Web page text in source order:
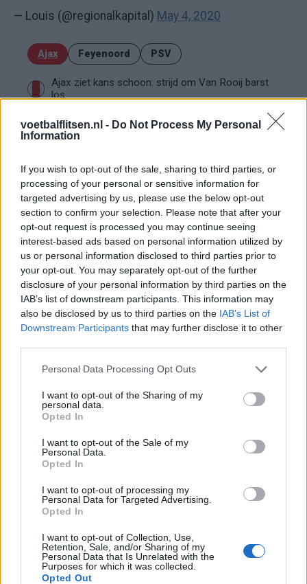
voetbalflitsen.nl - Do Not Process My Personal
Information
If you wish to opt-out of the sale, sharing to third parties, or
processing of your personal or sensitive information for
targeted advertising by us, please use the below opt-out
section to confirm your selection. Please note that after your
opt-out request is processed you may continue seeing
interest-based ads based on personal information utilized by
us or personal information disclosed to third parties prior to
your opt-out. You may separately opt-out of the further
disclosure of your personal information by third parties on the
IAB’s list of downstream participants. This information may
also be disclosed by us to third parties on the IAB’s List of
Downstream Participants that may further disclose it to other
Personal Data Processing Opt Outs
I want to opt-out of the Sharing of my
personal data.
Opted In
I want to opt-out of the Sale of my
Personal Data.
Opted In
I want to opt-out of processing my
Personal Data for Targeted Advertising.
Opted In
I want to opt-out of Collection, Use,
Retention, Sale, and/or Sharing of my
Personal Data that Is Unrelated with the
Purposes for which it was collected.
Opted Out
— Louis (@regionalkapital) May 4, 2020
Ajax Feyenoord PSV
Ajax ziet kans schoon: strijd om Van Rooij barst
los
Hart gaf de doorslag': Ouazane verkiest Marokko
boven Oranje
Dit verdient Dusan Tadic bij NEC: salaris en
contractdetails
Ajax dicht bij komst Arokodare: huurdeal met
koopoptie van 22 miljoen
Ajax helpt Burnley uit de brand met afgeknipte
sokken na blunder met tenues
Hakim Ziyech verhuurt opnieuw luxe
Marcos Leonardo laat eerste indruk achter bij
Resterend oefenprogramma Ajax: waar zijn de
blijft cruciaal
geschiedenis
Shane Kluivert krijgt kans van Flick en begint in